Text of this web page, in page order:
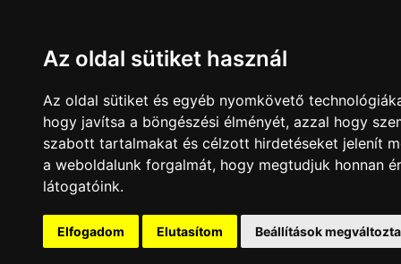
Az oldal sütiket használ
Az oldal sütiket és egyéb nyomkövető
hogy javítsa a böngészési élményét, azzal hogy
szabott tartalmakat és célzott hirdetéseket jelenít
a weboldalunk forgalmát, hogy megtudjuk honnan
látogatóink.
Elfogadom Elutasítom Beállítások
BELÉPÉS
Kezdőoldal
Kapcsolat
CSŐPOLC
ELEMEK
CSŐPOLCOK
KIEGÉSZÍTŐK
CSAVAROK
belépés
regisztráció
információ